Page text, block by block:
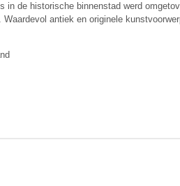
in de histo­rische binnenstad werd
Waardevol antiek en originele